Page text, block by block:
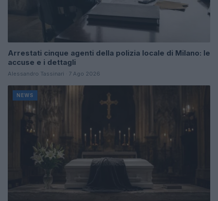
Arrestati cinque agenti della polizia locale di Milano: le
accuse e i dettagli
Alessandro Tassinari · 7 Ago 2026
NEWS